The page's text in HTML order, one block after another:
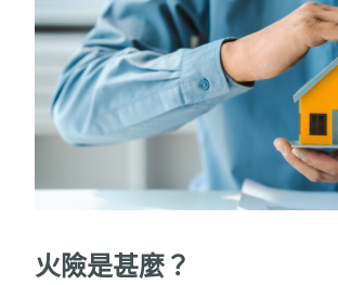
火險是甚麼？